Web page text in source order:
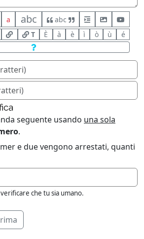
a abc
abc
T
È à è ì ò ù é
seguente usando una sola
.
e due vengono arrestati, quanti
che tu sia umano.